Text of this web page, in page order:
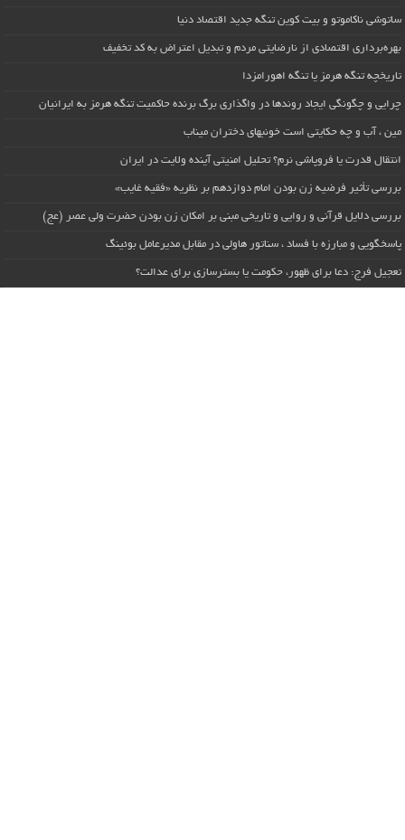
ساتوشی ناکاموتو و بیت کوین تنگه جدید اقتصاد دنیا
بهره‌برداری اقتصادی از نارضایتی مردم و تبدیل اعتراض به کد تخفیف
تاریخچه تنگه هرمز یا تنگه اهورامزدا
چرایی و چگونگی ایجاد روندها در واگذاری برگ برنده حاکمیت تنگه هرمز به ایرانیان
مین ، آب و چه حکایتی است خونبهای دختران میناب
انتقال قدرت یا فروپاشی نرم؟ تحلیل امنیتی آینده ولایت در ایران
بررسی تأثیر فرضیه زن بودن امام دوازدهم بر نظریه «فقیه غایب»
بررسی دلایل قرآنی و روایی و تاریخی مبنی بر امکان زن بودن حضرت ولی عصر (عج)
پاسخگویی و مبارزه با فساد ، سناتور هاولی در مقابل مدیرعامل بوئینگ
تعجیل فرج: دعا برای ظهور، حکومت یا بسترسازی برای عدالت؟